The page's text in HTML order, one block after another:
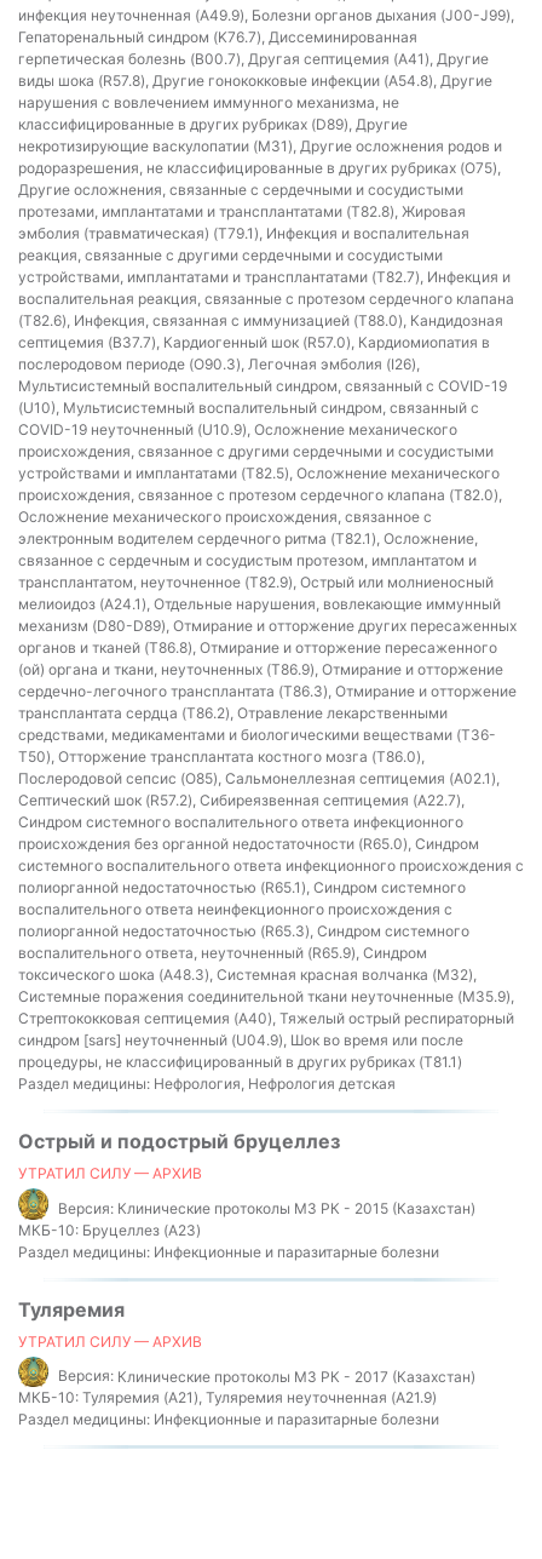
инфекция неуточненная (A49.9), Болезни органов дыхания (J00-J99),
Гепаторенальный синдром (K76.7), Диссеминированная
герпетическая болезнь (B00.7), Другая септицемия (A41), Другие
виды шока (R57.8), Другие гонококковые инфекции (A54.8), Другие
нарушения с вовлечением иммунного механизма, не
классифицированные в других рубриках (D89), Другие
некротизирующие васкулопатии (M31), Другие осложнения родов и
родоразрешения, не классифицированные в других рубриках (O75),
Другие осложнения, связанные с сердечными и сосудистыми
протезами, имплантатами и трансплантатами (T82.8), Жировая
эмболия (травматическая) (T79.1), Инфекция и воспалительная
реакция, связанные с другими сердечными и сосудистыми
устройствами, имплантатами и трансплантатами (T82.7), Инфекция и
воспалительная реакция, связанные с протезом сердечного клапана
(T82.6), Инфекция, связанная с иммунизацией (T88.0), Кандидозная
септицемия (B37.7), Кардиогенный шок (R57.0), Кардиомиопатия в
послеродовом периоде (O90.3), Легочная эмболия (I26),
Мультисистемный воспалительный синдром, связанный с COVID-19
(U10), Мультисистемный воспалительный синдром, связанный с
COVID-19 неуточненный (U10.9), Осложнение механического
происхождения, связанное с другими сердечными и сосудистыми
устройствами и имплантатами (T82.5), Осложнение механического
происхождения, связанное с протезом сердечного клапана (T82.0),
Осложнение механического происхождения, связанное с
электронным водителем сердечного ритма (T82.1), Осложнение,
связанное с сердечным и сосудистым протезом, имплантатом и
трансплантатом, неуточненное (T82.9), Острый или молниеносный
мелиоидоз (A24.1), Отдельные нарушения, вовлекающие иммунный
механизм (D80-D89), Отмирание и отторжение других пересаженных
органов и тканей (T86.8), Отмирание и отторжение пересаженного
(ой) органа и ткани, неуточненных (T86.9), Отмирание и отторжение
сердечно-легочного трансплантата (T86.3), Отмирание и отторжение
трансплантата сердца (T86.2), Отравление лекарственными
средствами, медикаментами и биологическими веществами (T36-
T50), Отторжение трансплантата костного мозга (T86.0),
Послеродовой сепсис (O85), Сальмонеллезная септицемия (A02.1),
Септический шок (R57.2), Сибиреязвенная септицемия (A22.7),
Синдром системного воспалительного ответа инфекционного
происхождения без органной недостаточности (R65.0), Синдром
системного воспалительного ответа инфекционного происхождения с
полиорганной недостаточностью (R65.1), Синдром системного
воспалительного ответа неинфекционного происхождения с
полиорганной недостаточностью (R65.3), Синдром системного
воспалительного ответа, неуточненный (R65.9), Синдром
токсического шока (A48.3), Системная красная волчанка (M32),
Системные поражения соединительной ткани неуточненные (M35.9),
Стрептококковая септицемия (A40), Тяжелый острый респираторный
синдром [sars] неуточненный (U04.9), Шок во время или после
процедуры, не классифицированный в других рубриках (T81.1)
Раздел медицины: Нефрология, Нефрология детская
Острый и подострый бруцеллез
УТРАТИЛ СИЛУ — АРХИВ
Версия: Клинические протоколы МЗ РК - 2015 (Казахстан)
МКБ-10: Бруцеллез (A23)
Раздел медицины: Инфекционные и паразитарные болезни
Туляремия
УТРАТИЛ СИЛУ — АРХИВ
Версия: Клинические протоколы МЗ РК - 2017 (Казахстан)
МКБ-10: Туляремия (A21), Туляремия неуточненная (A21.9)
Раздел медицины: Инфекционные и паразитарные болезни